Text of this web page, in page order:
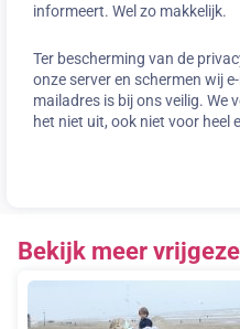
informeert. Wel zo makkelijk.
Ter bescherming van de
onze server en schermen wij
mailadres is bij ons veilig. We
het niet uit, ook niet voor heel
Bekijk meer